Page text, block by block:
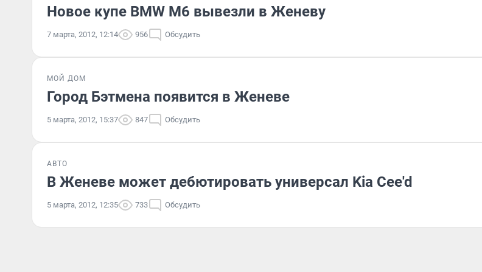
Новое купе BMW M6 вывезли в Женеву
7 марта, 2012, 12:14 956 Обсудить
МОЙ ДОМ
Город Бэтмена появится в Женеве
5 марта, 2012, 15:37 847 Обсудить
АВТО
В Женеве может дебютировать универсал Kia Cee'd
5 марта, 2012, 12:35 733 Обсудить